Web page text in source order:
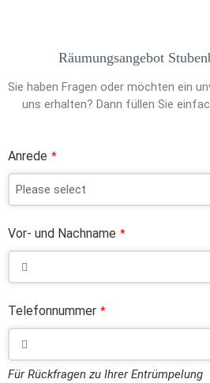
Räumungsangebot
Sie haben Fragen oder möchten ein
uns erhalten? Dann füllen Sie
Anrede *
Vor- und Nachname *
Telefonnummer *
Für Rückfragen zu Ihrer Entrümpelung